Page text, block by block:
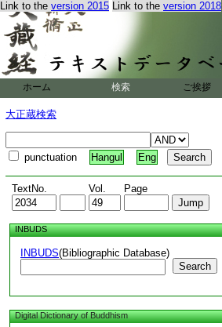
Link to the version 2015 Link to the version 2018
ホーム 検索 ご挨拶
大正蔵検索
punctuation Hangul Eng
TextNo. Vol. Page
INBUDS
INBUDS(Bibliographic Database)
Search
Digital Dictionary of Buddhism